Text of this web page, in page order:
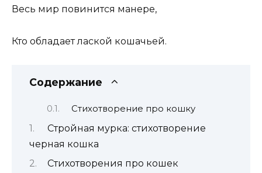
Весь мир повинится манере,
Кто обладает лаской кошачьей.
Содержание
Стихотворение про кошку
Стройная мурка: стихотворение
черная кошка
Стихотворения про кошек